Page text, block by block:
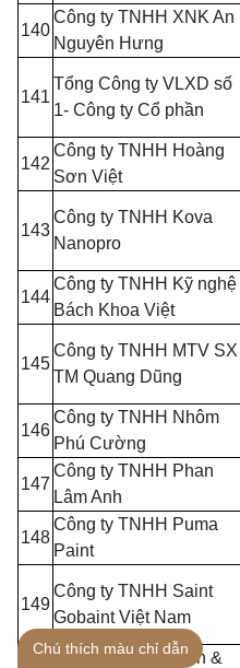
140
Công ty TNHH XNK An
Nguyên Hưng
141
Tổng Công ty VLXD số
1- Công ty Cổ phần
142
Công ty TNHH Hoàng
Sơn Việt
143
Công ty TNHH Kova
Nanopro
144
Công ty TNHH Kỹ nghệ
Bách Khoa Việt
145
Công ty TNHH MTV SX
TM Quang Dũng
146
Công ty TN H H Nhôm
Phú Cường
147
Công ty TN H H Phan
Lâm Anh
148
Công ty TNHH Puma
Paint
149
Công ty TNHH Saint
Gobaint Việt Nam
Công ty TNHH Sơn &
Chú thích màu chỉ dẫn